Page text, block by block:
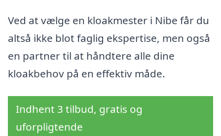
Ved at vælge en kloakmester i Nibe får du
altså ikke blot faglig ekspertise, men også
en partner til at håndtere alle dine
kloakbehov på en effektiv måde.
Indhent 3 tilbud, gratis og
uforpligtende